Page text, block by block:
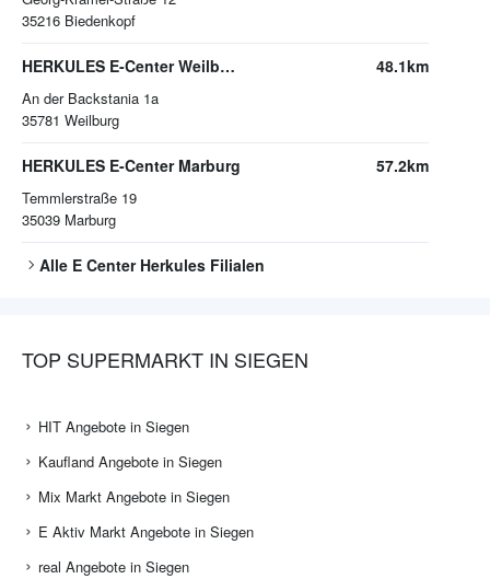
35216 Biedenkopf
HERKULES E-Center Weilburg
An der Backstania 1a
35781 Weilburg
48.1km
HERKULES E-Center Marburg
Temmlerstraße 19
35039 Marburg
57.2km
Alle E Center Herkules Filialen
TOP SUPERMARKT IN SIEGEN
HIT Angebote in Siegen
Kaufland Angebote in Siegen
Mix Markt Angebote in Siegen
E Aktiv Markt Angebote in Siegen
real Angebote in Siegen